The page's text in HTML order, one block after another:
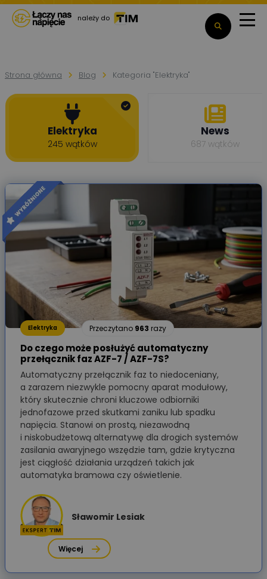
należy do
Strona główna Blog Kategoria "Elektryka"
Elektryka
245 wątków
News
687 wątków
Elektryka Przeczytano 963 razy
Do czego może posłużyć automatyczny
przełącznik faz AZF-7 / AZF-7S?
Automatyczny przełącznik faz to niedoceniany,
a zarazem niezwykle pomocny aparat modułowy,
który skutecznie chroni kluczowe odbiorniki
jednofazowe przed skutkami zaniku lub spadku
napięcia. Stanowi on prostą, niezawodną
i niskobudżetową alternatywę dla drogich systemów
zasilania awaryjnego wszędzie tam, gdzie krytyczna
jest ciągłość działania urządzeń takich jak
automatyka bramowa czy oświetlenie.
Sławomir Lesiak
Więcej